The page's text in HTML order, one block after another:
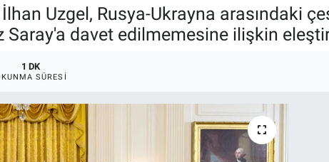
Uzgel, Rusya-Ukrayna arasındaki
Saray'a davet edilmemesine ilişkin
1 DK
SÜRESI